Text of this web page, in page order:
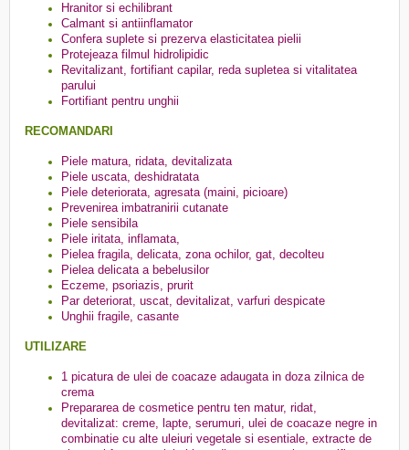
Hranitor si echilibrant
Calmant si antiinflamator
Confera suplete si prezerva elasticitatea pielii
Protejeaza filmul hidrolipidic
Revitalizant, fortifiant capilar, reda supletea si vitalitatea
parului
Fortifiant pentru unghii
RECOMANDARI
Piele matura, ridata, devitalizata
Piele uscata, deshidratata
Piele deteriorata, agresata (maini, picioare)
Prevenirea imbatranirii cutanate
Piele sensibila
Piele iritata, inflamata,
Pielea fragila, delicata, zona ochilor, gat, decolteu
Pielea delicata a bebelusilor
Eczeme, psoriazis, prurit
Par deteriorat, uscat, devitalizat, varfuri despicate
Unghii fragile, casante
UTILIZARE
1 picatura de ulei de coacaze adaugata in doza zilnica de
crema
Prepararea de cosmetice pentru ten matur, ridat,
devitalizat: creme, lapte, serumuri, ulei de coacaze negre in
combinatie cu alte uleiuri vegetale si esentiale, extracte de